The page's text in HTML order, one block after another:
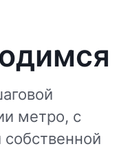
метро, с